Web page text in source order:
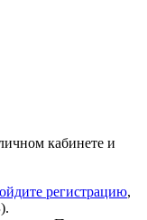
кабинете и
регистрацию,